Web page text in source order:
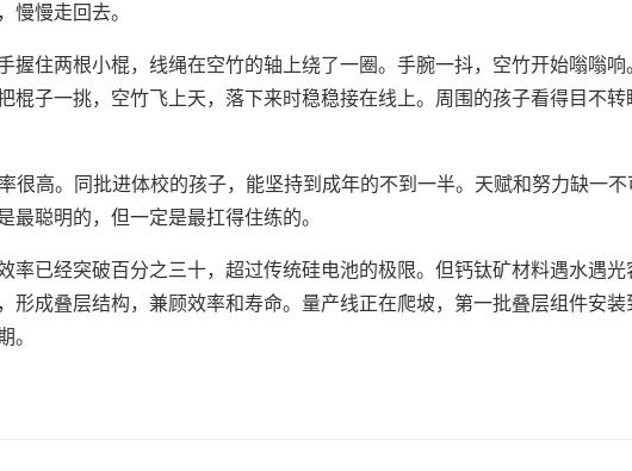
慢慢走回去。
握住两根小棍，线绳在空竹的轴上绕了一圈。手腕一抖，空竹开始嗡嗡
棍子一挑，空竹飞上天，落下来时稳稳接在线上。周围的孩子看得目不
很高。同批进体校的孩子，能坚持到成年的不到一半。天赋和努力缺一
最聪明的，但一定是最扛得住练的。
率已经突破百分之三十，超过传统硅电池的极限。但钙钛矿材料遇水遇
形成叠层结构，兼顾效率和寿命。量产线正在爬坡，第一批叠层组件安
。